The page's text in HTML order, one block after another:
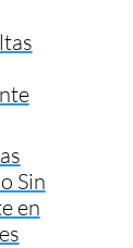
Sin
en